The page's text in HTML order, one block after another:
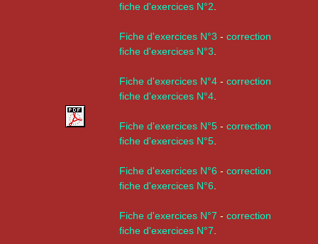
fiche d'exercices N°2
Fiche d'exercices N°3 - correction
fiche d'exercices N°3
Fiche d'exercices N°4- correction
fiche d'exercices N°4.
Fiche d'exercices N°5- correction
fiche d'exercices N°5.
Fiche d'exercices N°6 - correction
fiche d'exercices N°6
Fiche d'exercices N°7 - correction
fiche d'exercices N°7